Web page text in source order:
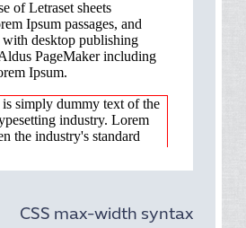
CSS max-width syntax